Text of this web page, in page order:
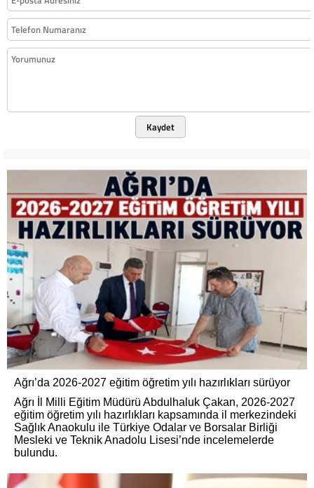
Kaydet
Ağrı’da 2026-2027 eğitim öğretim yılı hazırlıkları sürüyor
Ağrı İl Milli Eğitim Müdürü Abdulhaluk Çakan, 2026-2027
eğitim öğretim yılı hazırlıkları kapsamında il merkezindeki
Sağlık Anaokulu ile Türkiye Odalar ve Borsalar Birliği
Mesleki ve Teknik Anadolu Lisesi’nde incelemelerde
bulundu.